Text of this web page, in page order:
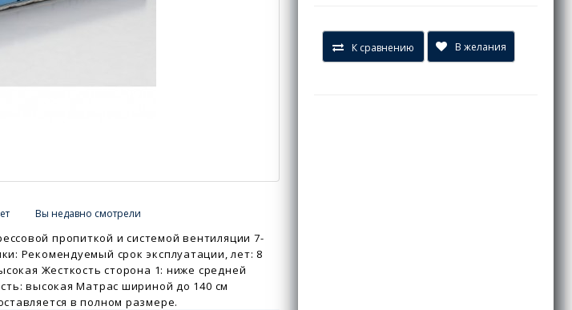
Вы недавно смотрели
пропиткой и системой вентиляции 7-
Рекомендуемый срок эксплуатации, лет: 8
Жесткость сторона 1: ниже средней
высокая Матрас шириной до 140 см
в полном размере.
К сравнению В желания